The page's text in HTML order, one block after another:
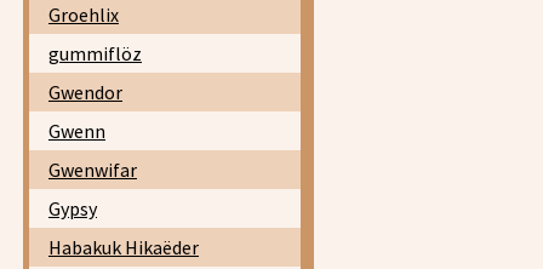
Groehlix
gummiflöz
Gwendor
Gwenn
Gwenwifar
Gypsy
Habakuk Hikaëder